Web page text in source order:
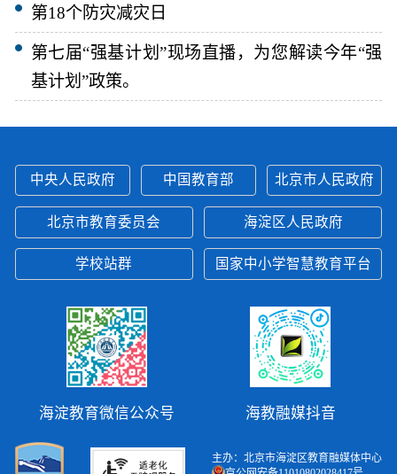
第18个防灾减灾日
第七届“强基计划”现场直播，为您解读今年“强
基计划”政策。
中央人民政府 中国教育部 北京市人民政府
北京市教育委员会 海淀区人民政府
学校站群 国家中小学智慧教育平台
海淀教育微信公众号 海教融媒抖音
主办：北京市海淀区教育融媒体中心